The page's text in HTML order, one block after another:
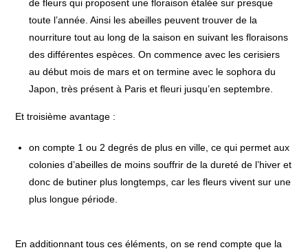
de fleurs qui proposent une floraison étalée sur presque
toute l’année. Ainsi les abeilles peuvent trouver de la
nourriture tout au long de la saison en suivant les floraisons
des différentes espèces. On commence avec les cerisiers
au début mois de mars et on termine avec le sophora du
Japon, très présent à Paris et fleuri jusqu’en septembre.
Et troisième avantage :
on compte 1 ou 2 degrés de plus en ville, ce qui permet aux
colonies d’abeilles de moins souffrir de la dureté de l’hiver et
donc de butiner plus longtemps, car les fleurs vivent sur une
plus longue période.​
En additionnant tous ces éléments, on se rend compte que la